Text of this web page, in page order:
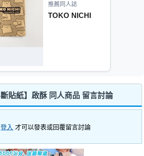
推薦同人誌
TOKO NICHI
貼紙】啟酥 同人商品 留言討論
登入 才可以發表或回覆留言討論